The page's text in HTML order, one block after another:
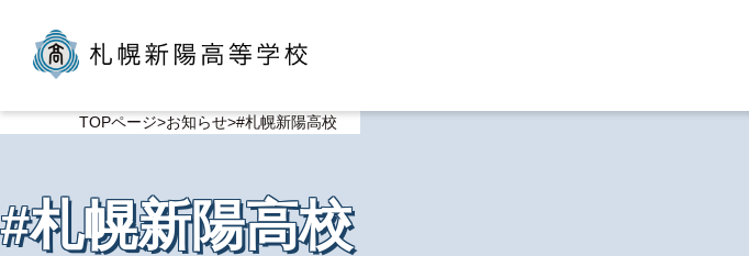
TOPページ お知らせ #札幌新陽高校
#札幌新陽高校